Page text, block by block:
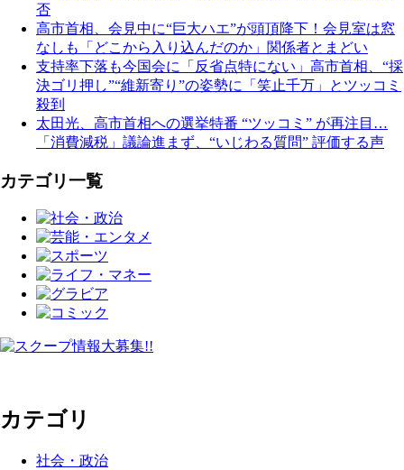
否
高市首相、会見中に“巨大ハエ”が頭頂降下！会見室は窓
なしも「どこから入り込んだのか」関係者とまどい
支持率下落も今国会に「反省点特にない」高市首相、“採
決ゴリ押し”“維新寄り”の姿勢に「笑止千万」とツッコミ
殺到
太田光、高市首相への選挙特番 “ツッコミ” が再注目…
「消費減税」議論進まず、“いじわる質問” 評価する声
カテゴリ一覧
カテゴリ
社会・政治